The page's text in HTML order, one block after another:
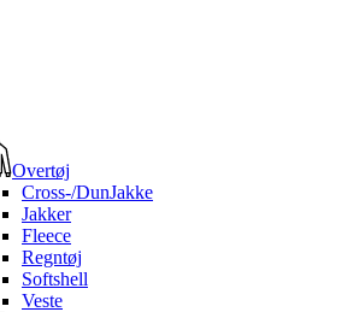
Overtøj
Cross-/DunJakke
Jakker
Fleece
Regntøj
Softshell
Veste